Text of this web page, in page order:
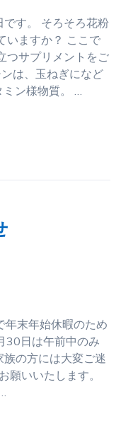
す。 そろそろ花粉
いますか？ ここで
つサプリメントをご
は、玉ねぎになど
ン様物質。 …
末年始休暇のため
30日は午前中のみ
の方には大変ご迷
願いいたします。